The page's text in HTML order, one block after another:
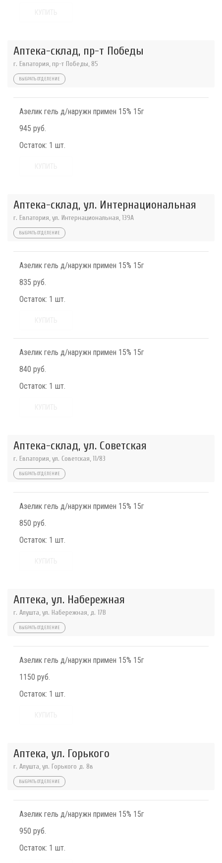
Аптека-склад, пр-т Победы
г. Евпатория, пр-т Победы, 85
ВЫБРАТЬ ОТДЕЛЕНИЕ
Азелик гель д/наружн примен 15% 15г
945 руб.
Остаток: 1 шт.
Аптека-склад, ул. Интернациональная
г. Евпатория, ул. Интернациональная, 139А
ВЫБРАТЬ ОТДЕЛЕНИЕ
Азелик гель д/наружн примен 15% 15г
835 руб.
Остаток: 1 шт.
Азелик гель д/наружн примен 15% 15г
840 руб.
Остаток: 1 шт.
Аптека-склад, ул. Советская
г. Евпатория, ул. Советская, 11/83
ВЫБРАТЬ ОТДЕЛЕНИЕ
Азелик гель д/наружн примен 15% 15г
850 руб.
Остаток: 1 шт.
Аптека, ул. Набережная
г. Алушта, ул. Набережная, д. 17В
ВЫБРАТЬ ОТДЕЛЕНИЕ
Азелик гель д/наружн примен 15% 15г
1150 руб.
Остаток: 1 шт.
Аптека, ул. Горького
г. Алушта, ул. Горького д. 8в
ВЫБРАТЬ ОТДЕЛЕНИЕ
Азелик гель д/наружн примен 15% 15г
950 руб.
Остаток: 1 шт.